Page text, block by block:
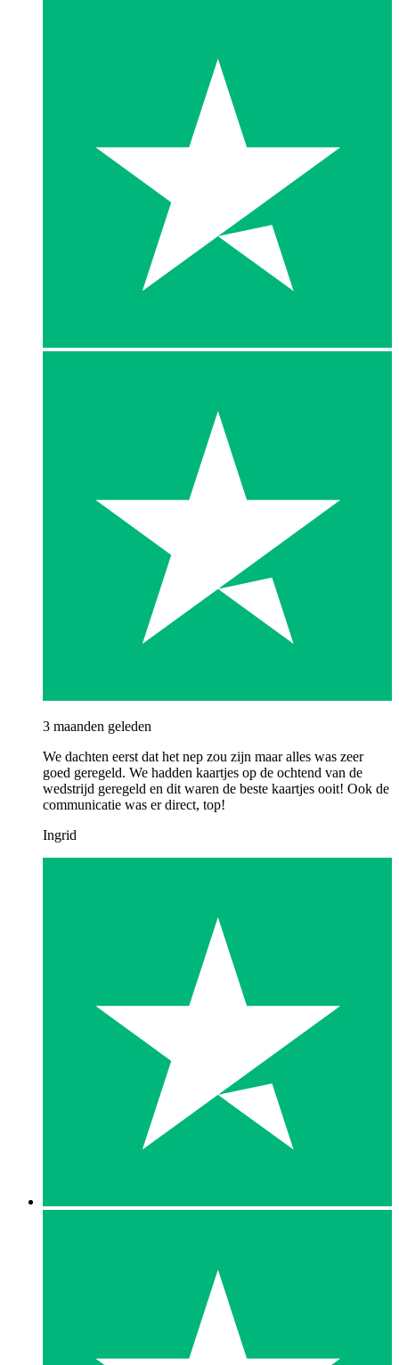
3 maanden geleden
We dachten eerst dat het nep zou zijn maar alles was zeer
goed geregeld. We hadden kaartjes op de ochtend van de
wedstrijd geregeld en dit waren de beste kaartjes ooit! Ook de
communicatie was er direct, top!
Ingrid